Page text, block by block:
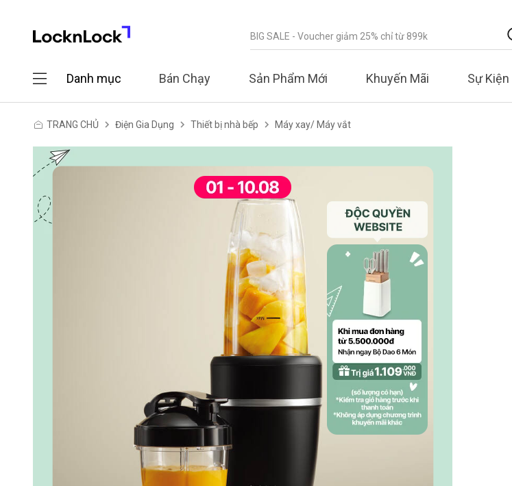
Danh mục Bán Chạy Sản Phẩm Mới Khuyến Mãi Sự Kiện
TRANG CHỦ Điện Gia Dụng Thiết bị nhà bếp Máy xay/ Máy vắt